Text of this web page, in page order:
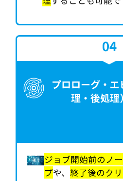
プロローグ・
理・後処
ジョブ開始前のノ
プや、 終了後のク